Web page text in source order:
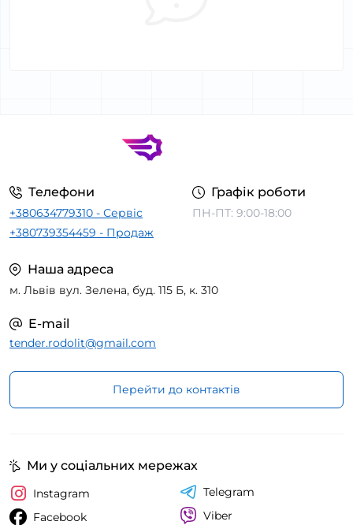
Телефони
+380634779310 - Сервіс
+380739354459 - Продаж
Графік роботи
ПН-ПТ: 9:00-18:00
Наша адреса
м. Львів вул. Зелена, буд. 115 Б, к. 310
E-mail
tender.rodolit@gmail.com
Перейти до контактів
Ми у соціальних мережах
Instagram
Facebook
Telegram
Viber